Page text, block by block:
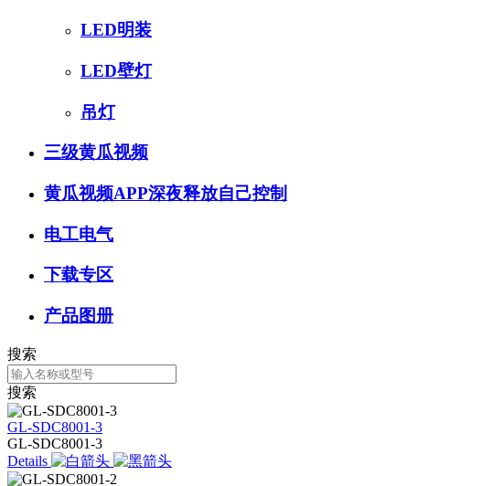
LED明装
LED壁灯
吊灯
三级黄瓜视频
黄瓜视频APP深夜释放自己控制
电工电气
下载专区
产品图册
搜索
搜索
GL-SDC8001-3
GL-SDC8001-3
Details